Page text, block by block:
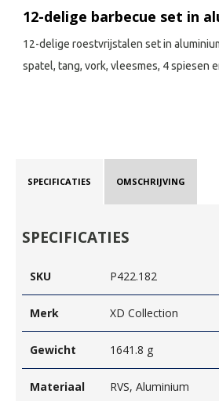
12-delige barbecue set in
12-delige roestvrijstalen set in
spatel, tang, vork, vleesmes, 4 spiesen
SPECIFICATIES OMSCHRIJVING
SPECIFICATIES
SKU P422.182
Merk XD Collection
Gewicht 1641.8 g
Materiaal RVS, Aluminium